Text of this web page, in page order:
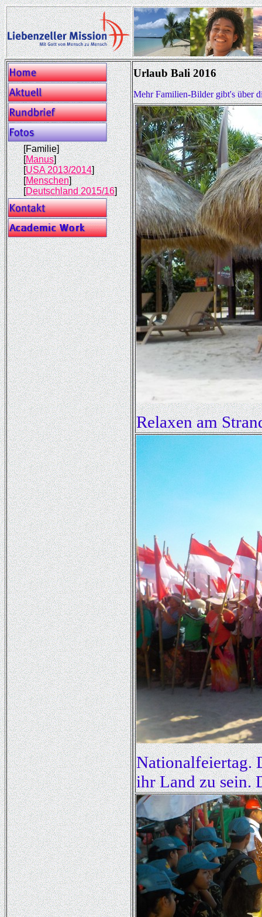
[Familie]
[Manus]
[USA 2013/2014]
[Menschen]
[Deutschland 2015/16]
Urlaub Bali 2016
Mehr Familien-Bilder gibt's über
Relaxen am
Nationalfeiertag.
ihr Land zu sein.